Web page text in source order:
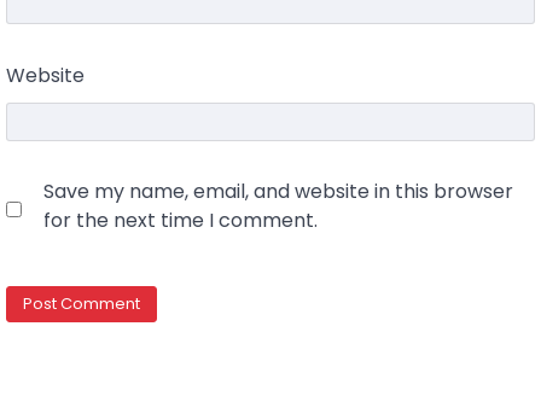
Website
Save my name, email, and website in this browser
for the next time I comment.